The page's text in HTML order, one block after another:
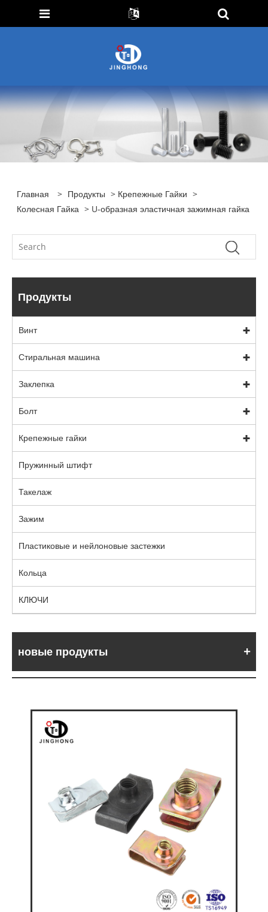
Главная > Продукты > Крепежные Гайки >
Колесная Гайка > U-образная эластичная зажимная гайка
Продукты
Винт
Стиральная машина
Заклепка
Болт
Крепежные гайки
Пружинный штифт
Такелаж
Зажим
Пластиковые и нейлоновые застежки
Кольца
КЛЮЧИ
новые продукты